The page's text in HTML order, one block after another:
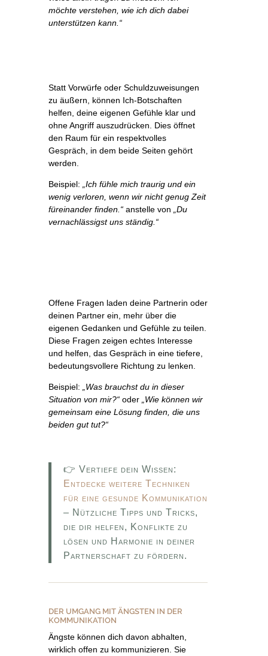
möchte verstehen, wie ich dich dabei
unterstützen kann.“
Statt Vorwürfe oder Schuldzuweisungen
zu äußern, können Ich-Botschaften
helfen, deine eigenen Gefühle klar und
ohne Angriff auszudrücken. Dies öffnet
den Raum für ein respektvolles
Gespräch, in dem beide Seiten gehört
werden.
Beispiel:
„Ich fühle mich traurig und ein
wenig verloren, wenn wir nicht genug Zeit
füreinander finden.“anstelle von
„Du
vernachlässigst uns ständig.“
Offene Fragen laden deine Partnerin oder
deinen Partner ein, mehr über die
eigenen Gedanken und Gefühle zu teilen.
Diese Fragen zeigen echtes Interesse
und helfen, das Gespräch in eine tiefere,
bedeutungsvollere Richtung zu lenken.
Beispiel:
„Was brauchst du in dieser
Situation von mir?“oder
„Wie können wir
gemeinsam eine Lösung finden, die uns
beiden gut tut?“
👉 Vertiefe dein Wissen:
Entdecke weitere Techniken
für eine gesunde Kommunikation
– Nützliche Tipps und Tricks,
die dir helfen, Konflikte zu
lösen und Harmonie in deiner
Partnerschaft zu fördern.
DER UMGANG MIT ÄNGSTEN IN DER
KOMMUNIKATION
Ängste können dich davon abhalten,
wirklich offen zu kommunizieren. Sie